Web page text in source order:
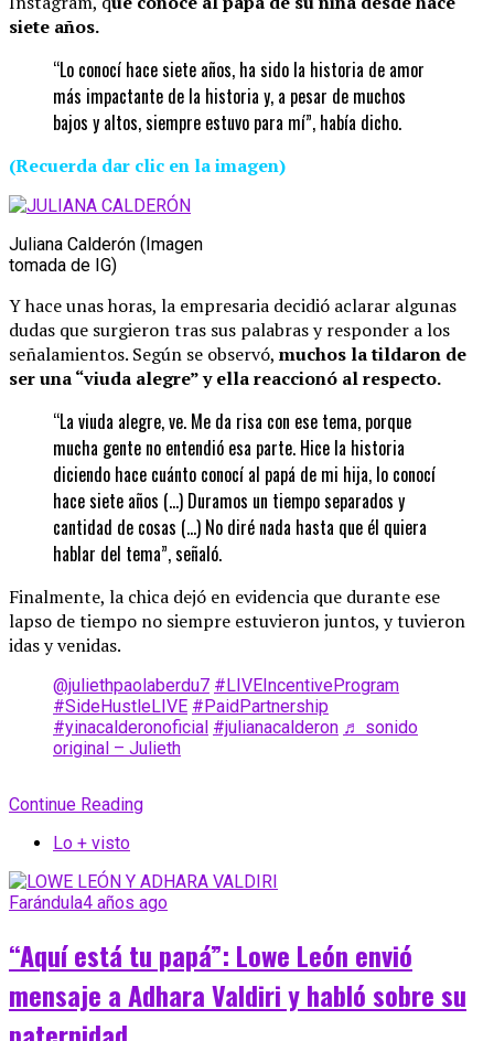
siete años.
“Lo conocí hace siete años, ha sido la historia de amor
más impactante de la historia y, a pesar de muchos
bajos y altos, siempre estuvo para mí”, había dicho.
(Recuerda dar clic en la imagen)
Juliana Calderón (Imagen
tomada de IG)
Y hace unas horas, la empresaria decidió aclarar algunas
dudas que surgieron tras sus palabras y responder a los
señalamientos. Según se observó, muchos la tildaron de
ser una “viuda alegre” y ella reaccionó al respecto.
“La viuda alegre, ve. Me da risa con ese tema, porque
mucha gente no entendió esa parte. Hice la historia
diciendo hace cuánto conocí al papá de mi hija, lo conocí
hace siete años (…) Duramos un tiempo separados y
cantidad de cosas (…) No diré nada hasta que él quiera
hablar del tema”, señaló.
Finalmente, la chica dejó en evidencia que durante ese
lapso de tiempo no siempre estuvieron juntos, y tuvieron
idas y venidas.
@juliethpaolaberdu7 #LIVEIncentiveProgram
#SideHustleLIVE #PaidPartnership
#yinacalderonoficial #julianacalderon ♬ sonido
original – Julieth
Continue Reading
Lo + visto
Farándula4 años ago
“Aquí está tu papá”: Lowe León envió
mensaje a Adhara Valdiri y habló sobre su